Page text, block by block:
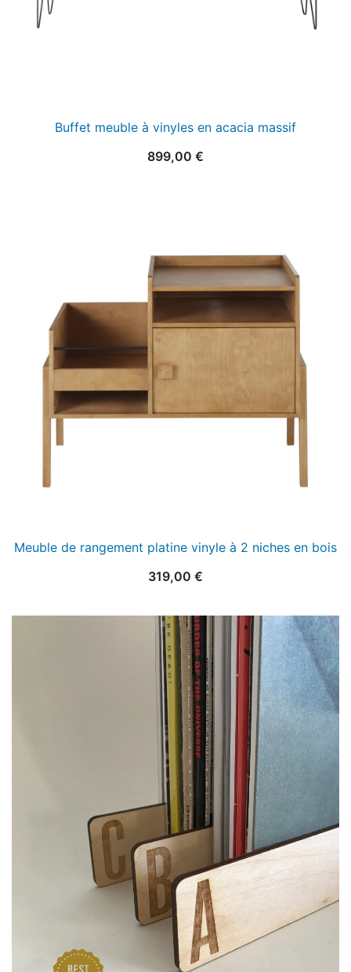
Buffet meuble à vinyles en acacia massif
899,00 €
Meuble de rangement platine vinyle à 2 niches en bois
319,00 €